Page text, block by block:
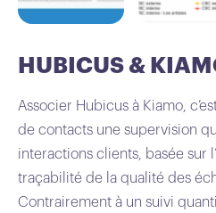
HUBICUS &
Associer Hubicus à Kiamo,
de contacts une supervision
interactions clients, basée sur
traçabilité de la qualité des
Contrairement à un suivi